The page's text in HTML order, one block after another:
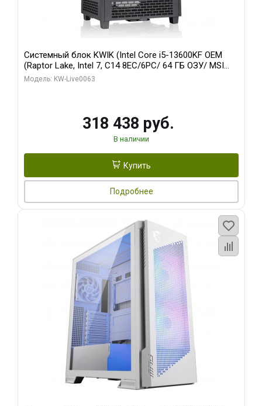
Системный блок KWIK (Intel Core i5-13600KF OEM
(Raptor Lake, Intel 7, C14 8EC/6PC/ 64 ГБ ОЗУ/ MSI
RTX5080 VENTUS 3X OC 16GB GDDR7 256bit 3xDP
Модель: KW-Live0063
318 438 руб.
В наличии
Купить
Подробнее